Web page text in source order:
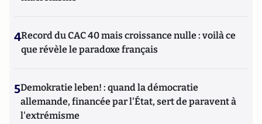
4Record du CAC 40 mais croissance nulle : voilà ce
que révèle le paradoxe français
5Demokratie leben! : quand la démocratie
allemande, financée par l'État, sert de paravent à
l'extrémisme